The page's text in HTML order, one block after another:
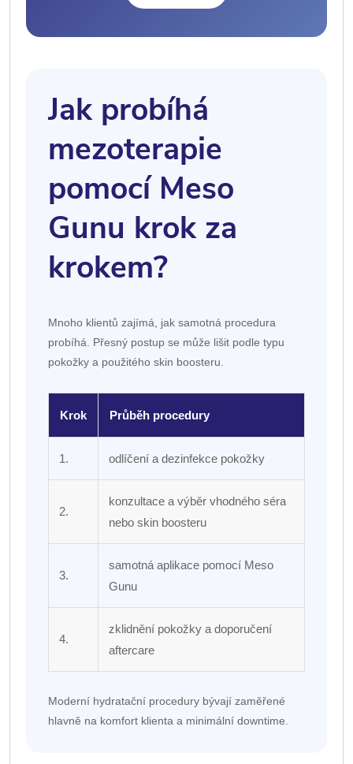
Jak probíhá
mezoterapie
pomocí Meso
Gunu krok za
krokem?
Mnoho klientů zajímá, jak samotná procedura
probíhá. Přesný postup se může lišit podle typu
pokožky a použitého skin boosteru.
Krok Průběh procedury
1. odlíčení a dezinfekce pokožky
2.
konzultace a výběr vhodného séra
nebo skin boosteru
3.
samotná aplikace pomocí Meso
Gunu
4.
zklidnění pokožky a doporučení
aftercare
Moderní hydratační procedury bývají zaměřené
hlavně na komfort klienta a minimální downtime.